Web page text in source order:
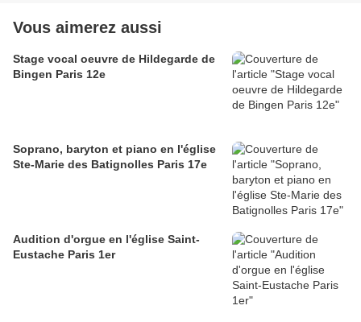
Vous aimerez aussi
Stage vocal oeuvre de Hildegarde de
Bingen Paris 12e
Soprano, baryton et piano en l'église
Ste-Marie des Batignolles Paris 17e
Audition d'orgue en l'église Saint-
Eustache Paris 1er